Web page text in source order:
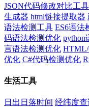
JSON代码修改对比工具
生成器 html链接提取器
语法检测工具 ES6语法
码语法检测优化 python
言语法检测优化
优化 C#代码检测优化
生活工具
日出日落时间 经纬度查